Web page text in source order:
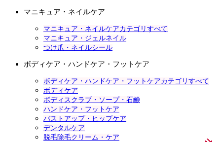
マニキュア・ネイルケア
マニキュア・ネイルケアカテゴリすべて
マニキュア・ジェルネイル
つけ爪・ネイルシール
ボディケア・ハンドケア・フットケア
ボディケア・ハンドケア・フットケアカテゴリすべて
ボディケア
ボディスクラブ・ソープ・石鹸
ハンドケア・フットケア
バストアップ・ヒップケア
デンタルケア
脱毛除毛クリーム・ケア